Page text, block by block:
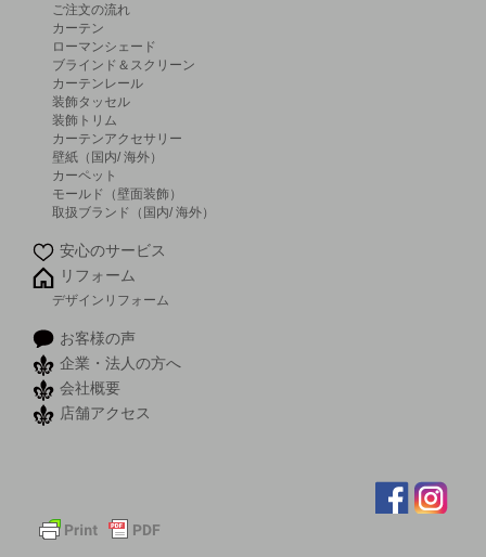
ご注文の流れ
カーテン
ローマンシェード
ブラインド＆スクリーン
カーテンレール
装飾タッセル
装飾トリム
カーテンアクセサリー
壁紙（国内/ 海外）
カーペット
モールド（壁面装飾）
取扱ブランド（国内/ 海外）
安心のサービス
リフォーム
デザインリフォーム
お客様の声
企業・法人の方へ
会社概要
店舗アクセス